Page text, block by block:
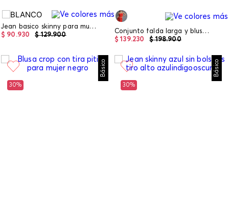
Jean basico skinny para mujer
$ 129.900
$ 90 .930
Conjunto falda larga y blusa de tira para mujer
$ 198.900
$ 139.230
Básico
30%
Básico
30%